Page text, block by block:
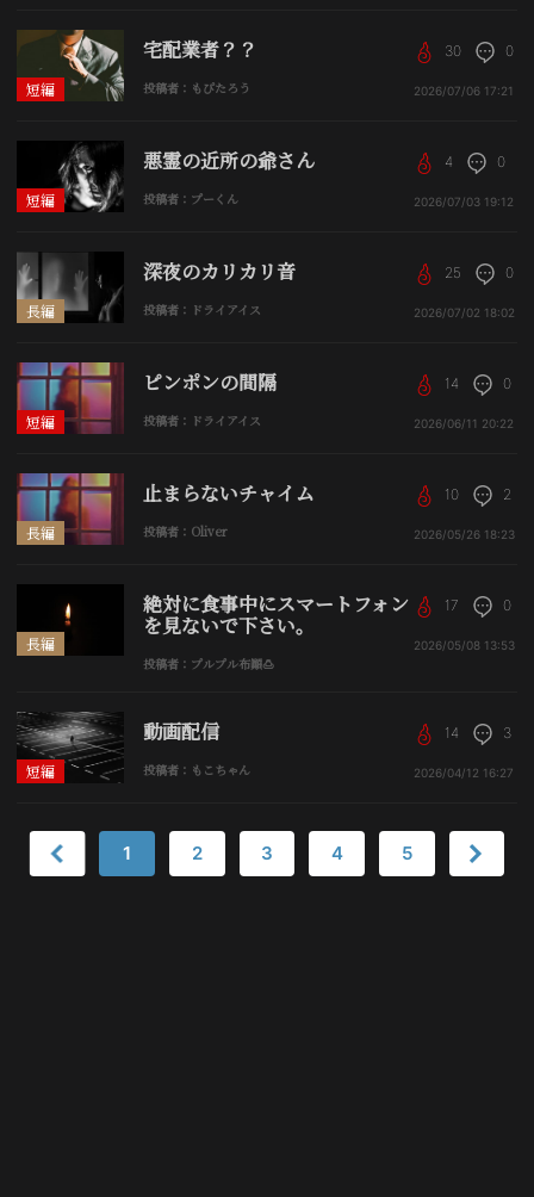
短編
宅配業者？？
投稿者：もぴたろう
30 0
2026/07/06 17:21
短編
悪霊の近所の爺さん
投稿者：プーくん
4 0
2026/07/03 19:12
長編
深夜のカリカリ音
投稿者：ドライアイス
25 0
2026/07/02 18:02
短編
ピンポンの間隔
投稿者：ドライアイス
14 0
2026/06/11 20:22
長編
止まらないチャイム
投稿者：Oliver
10 2
2026/05/26 18:23
長編
絶対に食事中にスマートフォン
を見ないで下さい。
投稿者：プルプル布顚🍮
17 0
2026/05/08 13:53
短編
動画配信
投稿者：もこちゃん
14 3
2026/04/12 16:27
1 2 3 4 5